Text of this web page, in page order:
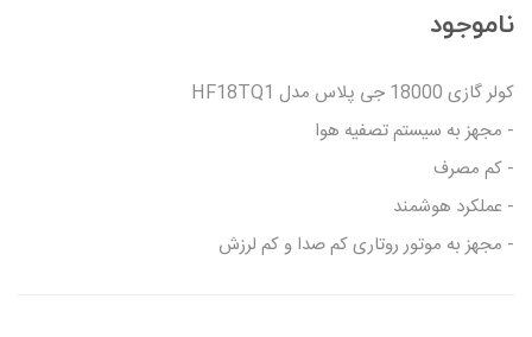
ناموجود
کولر گازی 18000 جی پلاس مدل HF18TQ1
- مجهز به سیستم تصفیه هوا
- کم مصرف
- عملکرد هوشمند
- مجهز به موتور روتاری کم صدا و کم لرزش